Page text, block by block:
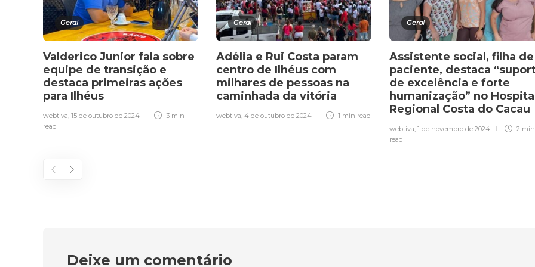
Geral
Valderico Junior fala sobre
equipe de transição e
destaca primeiras ações
para Ilhéus
webtiva, 15 de outubro de 2024
3 min
read
Geral
Adélia e Rui Costa param
centro de Ilhéus com
milhares de pessoas na
caminhada da vitória
webtiva, 4 de outubro de 2024 1 min read
Geral
Assistente social, filha de
paciente, destaca
de excelência e forte
humanização” no Hospital
Regional Costa do Cacau
webtiva, 1 de novembro de 2024
2 min
read
Deixe um comentário